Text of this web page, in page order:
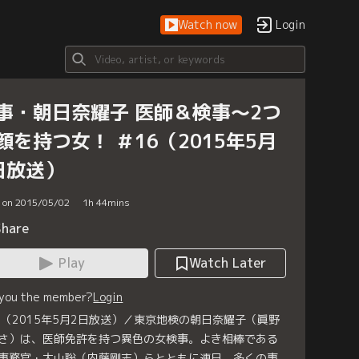
Watch now Login
・朝日奈耀子 医師＆検事～2つ
を持つ女！ ＃16（2015年5月
送）
2015/05/02 1h 44mins
Play
Watch Later
the member?Login
2015年5月2日放送）／東京地検の朝日奈耀子（眞野
）は、医師免許を持つ異色の女検事。よき相棒である